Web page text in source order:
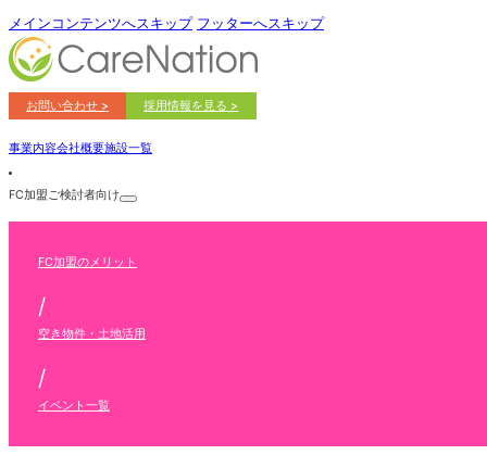
メインコンテンツへスキップ フッターへスキップ
お問い合わせ > 採用情報を見る >
事業内容会社概要施設一覧
FC加盟ご検討者向け
FC加盟のメリット
/
空き物件・土地活用
/
イベント一覧